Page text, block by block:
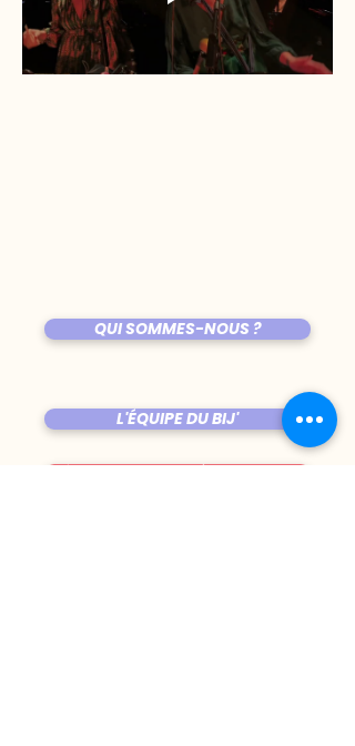
QUI SOMMES-NOUS ?
L'ÉQUIPE DU BIJ'